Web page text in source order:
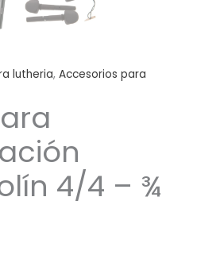
lutheria,Accesorios para
4/4 – ¾